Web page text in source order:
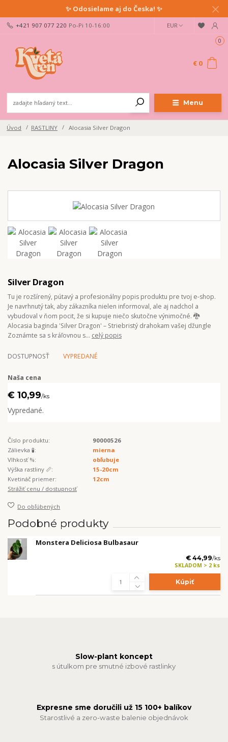
✨ Odosielame aj do Česka! ✨
Menu
EUR
+421 907 077 220 Po-Pi 10-16:00
0
€ 0
Úvod RASTLINY Alocasia Silver Dragon
Alocasia Silver Dragon
Silver Dragon
Tu je rozšírený, pútavý a profesionálny popis produktu pre tvoj e-shop.
Je navrhnutý tak, aby zákazníka nielen informoval, ale aj nadchol a
vybudoval v ňom pocit, že si kupuje niečo skutočne výnimočné. 🐉
Alocasia baginda 'Silver Dragon' – Striebristý drahokam vašej džungle
Zoznámte sa s kráľovnou s... celý popis
DOSTUPNOSŤ VYPREDANÉ
Naša cena
€ 10,99/ks
Vypredané.
Číslo produktu:
90000526
Zálievka 🧪:
mierna
Vlhkosť %:
obľubuje
Výška rastliny 📏:
15-20cm
Kvetináč priemer:
12cm
Strážiť cenu / dostupnosť
Do obľúbených
Podobné produkty
Monstera Deliciosa Bulbasaur
€ 44,99/ks
SKLADOM > 2 ks
Kúpiť
Slow-plant koncept
s útulkom pre smutné izbové rastlinky
Expresne sme doručili už 15 100+ balíkov
Starostlivé a zero-waste balenie objednávok